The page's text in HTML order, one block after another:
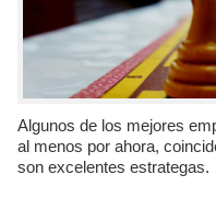
Algunos de los mejores emprendedores que he podido conocer,
al menos por ahora,
son excelentes estrategas.